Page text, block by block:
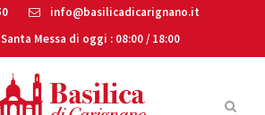
info@basilicadicarignano.it
Messa di oggi : 08:00 / 18:00